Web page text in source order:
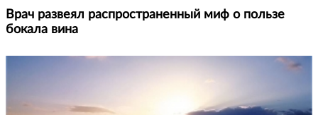
Врач развеял распространенный миф о пользе
бокала вина